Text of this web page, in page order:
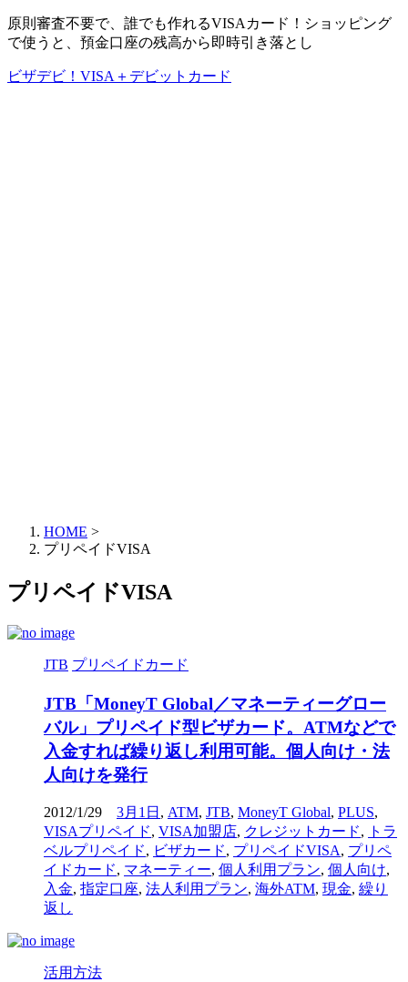
原則審査不要で、誰でも作れるVISAカード！ショッピング
で使うと、預金口座の残高から即時引き落とし
ビザデビ！VISA＋デビットカード
HOME >
プリペイドVISA
プリペイドVISA
JTB プリペイドカード
JTB「MoneyT Global／マネーティーグロー
バル」プリペイド型ビザカード。ATMなどで
入金すれば繰り返し利用可能。個人向け・法
人向けを発行
2012/1/29 3月1日 , ATM, JTB, MoneyT Global, PLUS,
VISAプリペイド, VISA加盟店, クレジットカード,
トラ
ベルプリペイド, ビザカード, プリペイドVISA, プリペ
イドカード, マネーティー, 個人利用プラン, 個人向け,
入金, 指定口座, 法人利用プラン, 海外ATM, 現金, 繰り
返し
活用方法